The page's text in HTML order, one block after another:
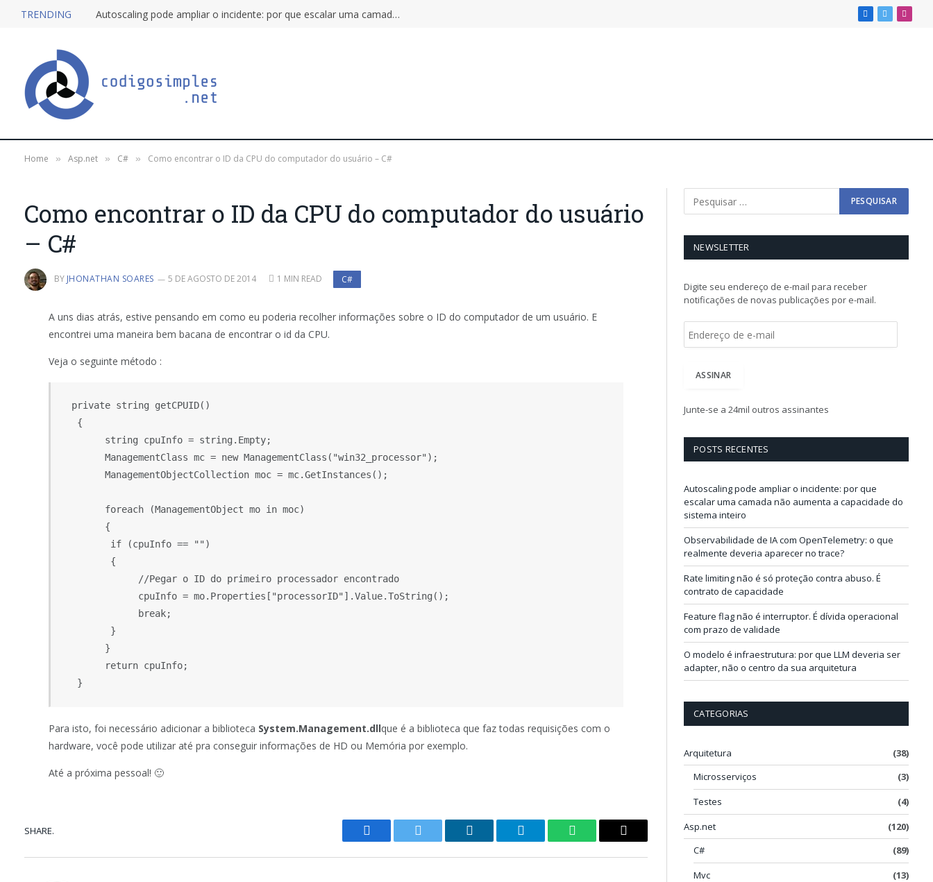
TRENDING Autoscaling pode ampliar o incidente: por que escalar uma camada não aumenta a capacidade do sistema inteiro Facebook
X
Home » Asp.net » C# » Como encontrar o ID da CPU do computador do usuário – C#
Como encontrar o ID da CPU do computador do usuário
– C#
BY JHONATHAN SOARES 5 DE AGOSTO DE 2014 1 MIN READ C#
A uns dias atrás, estive pensando em como eu poderia recolher informações sobre o ID do computador de um usuário. E
encontrei uma maneira bem bacana de encontrar o id da CPU.
Veja o seguinte método :
  private string getCPUID()
   {
        string cpuInfo = string.Empty;
        ManagementClass mc = new ManagementClass("win32_processor");
        ManagementObjectCollection moc = mc.GetInstances();
        foreach (ManagementObject mo in moc)
        {
         if (cpuInfo == "")
         {
              //Pegar o ID do primeiro processador encontrado
              cpuInfo = mo.Properties["processorID"].Value.ToString();
              break;
         }
        }
        return cpuInfo;
   }
Para isto, foi necessário adicionar a biblioteca System.Management.dllque é a biblioteca que faz todas requisições com o
hardware, você pode utilizar até pra conseguir informações de HD ou Memória por exemplo.
Até a próxima pessoal! 🙂
SHARE.
Facebook Twitter LinkedIn Telegram WhatsAppCopy
NEWSLETTER
Digite seu endereço de e-mail para receber
notificações de novas publicações por e-mail.
ç
o
e
m
a
i
l
ASSINAR
Junte-se a 24mil outros assinantes
POSTS RECENTES
Autoscaling pode ampliar o incidente: por que
escalar uma camada não aumenta a capacidade do
sistema inteiro
Observabilidade de IA com OpenTelemetry: o que
realmente deveria aparecer no trace?
Rate limiting não é só proteção contra abuso. É
contrato de capacidade
Feature flag não é interruptor. É dívida operacional
com prazo de validade
O modelo é infraestrutura: por que LLM deveria ser
adapter, não o centro da sua arquitetura
CATEGORIAS
Arquitetura
(38)
Microsserviços
(3)
Testes
(4)
Asp.net
(120)
C#
(89)
Mvc
(13)